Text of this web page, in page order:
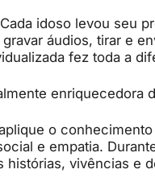
idoso levou seu
áudios, tirar e
fez toda a
enriquecedora
o
e empatia.
vivências e